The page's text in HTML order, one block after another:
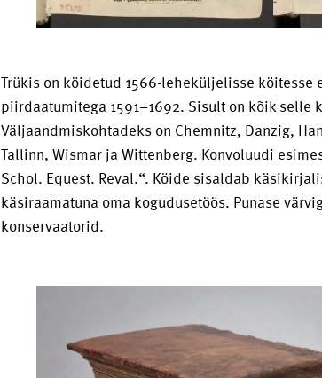
Trükis on köidetud 1566-leheküljelisse
piirdaatumitega 1591–1692. Sisult on kõik
Väljaandmiskohtadeks on Chemnitz, Danzig,
Tallinn, Wismar ja Wittenberg. Konvoluudi
Schol. Equest. Reval.“. Köide sisaldab
käsiraamatuna oma kogudusetöös. Punase
konservaatorid.